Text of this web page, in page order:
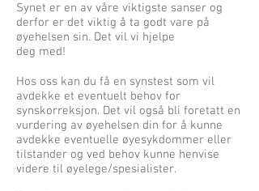
Synet er en av våre viktigste sanser og
derfor er det viktig å ta godt vare på
øyehelsen sin. Det vil vi hjelpe
deg med!
Hos oss kan du få en synstest som vil
avdekke et eventuelt behov for
synskorreksjon. Det vil også bli foretatt en
vurdering av øyehelsen din for å kunne
avdekke eventuelle øyesykdommer eller
tilstander og ved behov kunne henvise
videre til øyelege/spesialister.